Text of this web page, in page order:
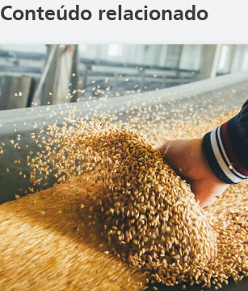
Conteúdo relacionado